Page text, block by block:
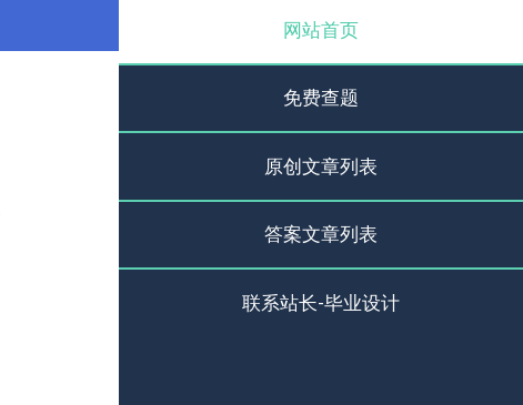
网站首页
免费查题
原创文章列表
答案文章列表
联系站长-毕业设计